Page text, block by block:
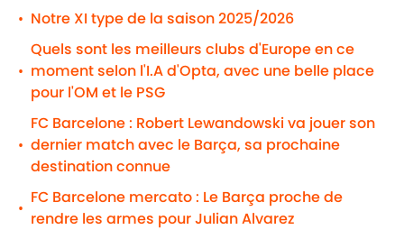
• Notre XI type de la saison 2025/2026
•
Quels sont les meilleurs clubs d'Europe en ce
moment selon l'I.A d'Opta, avec une belle place
pour l'OM et le PSG
•
FC Barcelone : Robert Lewandowski va jouer son
dernier match avec le Barça, sa prochaine
destination connue
•
FC Barcelone mercato : Le Barça proche de
rendre les armes pour Julian Alvarez